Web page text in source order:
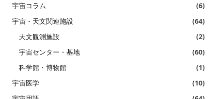
宇宙コラム
(6)
宇宙・天文関連施設
(64)
天文観測施設
(2)
宇宙センター・基地
(60)
科学館・博物館
(1)
宇宙医学
(10)